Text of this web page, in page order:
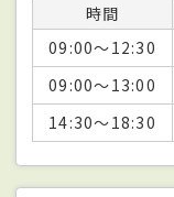
時間
09:00～12:30
09:00～13:00
14:30～18:30